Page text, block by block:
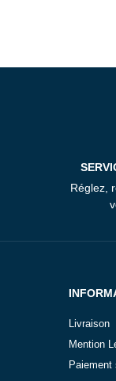
Réglez,
Livraison
Mention
Paiement